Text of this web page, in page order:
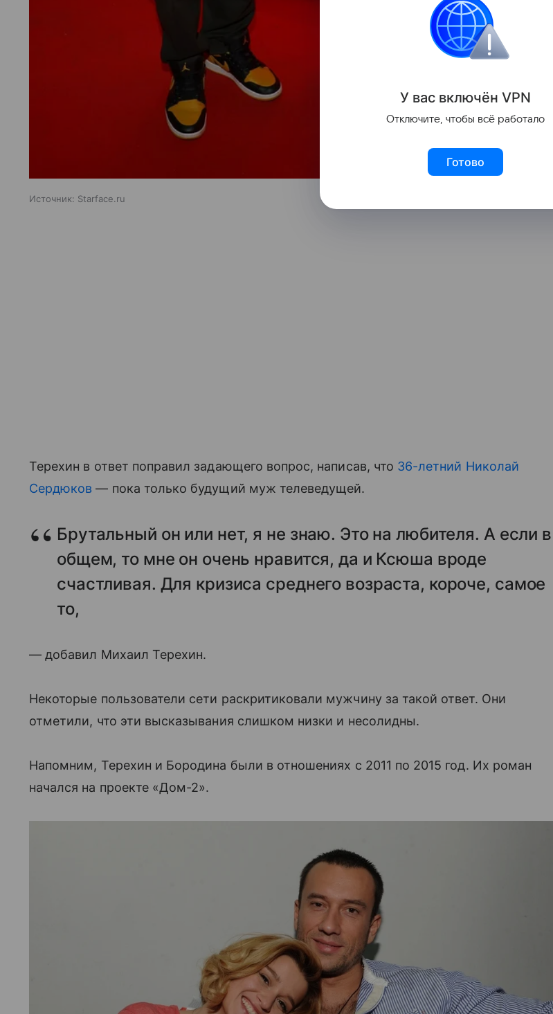
Источник: Starface.ru
Терехин в ответ поправил задающего вопрос, написав, что 36-летний Николай
Сердюков — пока только будущий муж телеведущей.
Брутальный он или нет, я не знаю. Это на любителя. А если в
общем, то мне он очень нравится, да и Ксюша вроде
счастливая. Для кризиса среднего возраста, короче, самое
то,
— добавил Михаил Терехин.
Некоторые пользователи сети раскритиковали мужчину за такой ответ. Они
отметили, что эти высказывания слишком низки и несолидны.
Напомним, Терехин и Бородина были в отношениях с 2011 по 2015 год. Их роман
начался на проекте «Дом-2».
У вас включён VPN
Отключите, чтобы всё работало
Готово